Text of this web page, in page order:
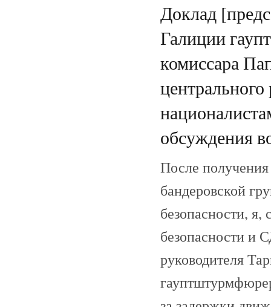
Доклад
Галиции
комиссара
обсуждения
После
бандеровской
безопасности,
безопасности и
руководителя